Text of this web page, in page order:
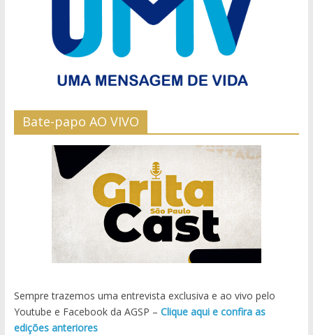
Bate-papo AO VIVO
Sempre trazemos uma entrevista exclusiva e ao vivo pelo
Youtube e Facebook da AGSP – Clique aqui e confira as
edições anteriores